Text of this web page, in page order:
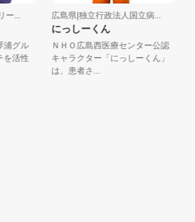
...
グル
活性
広島県|独立行政法人国立病...
にっしーくん
ＮＨＯ広島西医療センター公認
キャラクター「にっしーくん」
は、患者さ...